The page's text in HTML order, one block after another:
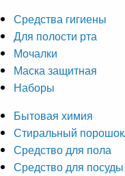
Средства гигиены
Для полости рта
Мочалки
Маска защитная
Наборы
Бытовая химия
Стиральный
Средство для пола
Средство для посуды